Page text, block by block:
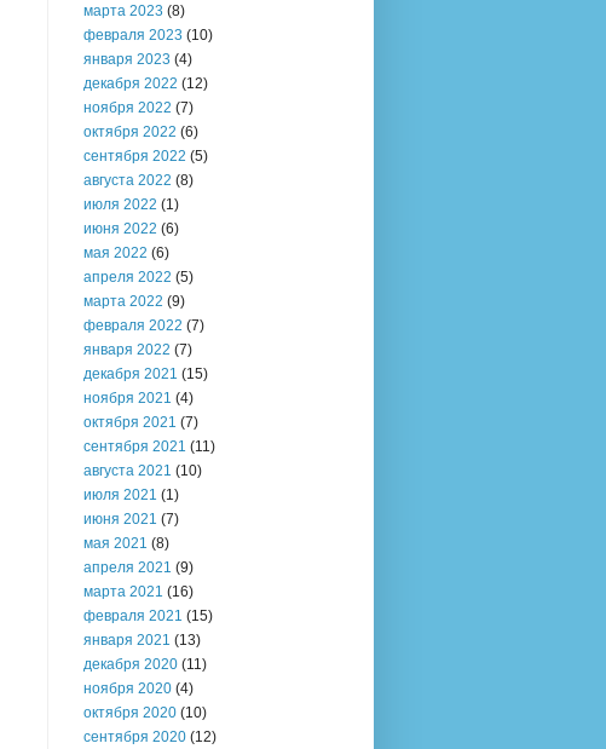
марта 2023 (8)
февраля 2023 (10)
января 2023 (4)
декабря 2022 (12)
ноября 2022 (7)
октября 2022 (6)
сентября 2022 (5)
августа 2022 (8)
июля 2022 (1)
июня 2022 (6)
мая 2022 (6)
апреля 2022 (5)
марта 2022 (9)
февраля 2022 (7)
января 2022 (7)
декабря 2021 (15)
ноября 2021 (4)
октября 2021 (7)
сентября 2021 (11)
августа 2021 (10)
июля 2021 (1)
июня 2021 (7)
мая 2021 (8)
апреля 2021 (9)
марта 2021 (16)
февраля 2021 (15)
января 2021 (13)
декабря 2020 (11)
ноября 2020 (4)
октября 2020 (10)
сентября 2020 (12)